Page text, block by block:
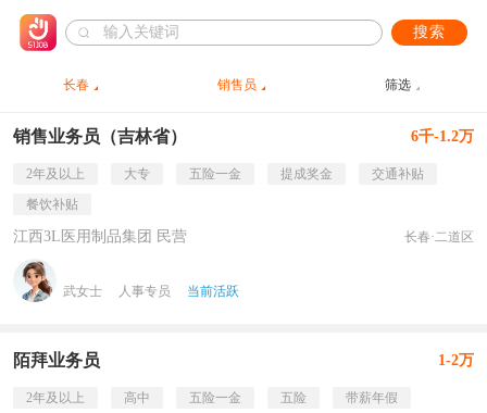
搜索
长春 销售员 筛选
销售业务员（吉林省） 6千-1.2万
2年及以上 大专 五险一金 提成奖金
交通补贴
餐饮补贴
江西3L医用制品集团 民营 长春·二道区
武女士 人事专员 当前活跃
陌拜业务员 1-2万
2年及以上 高中 五险一金 五险
带薪年假